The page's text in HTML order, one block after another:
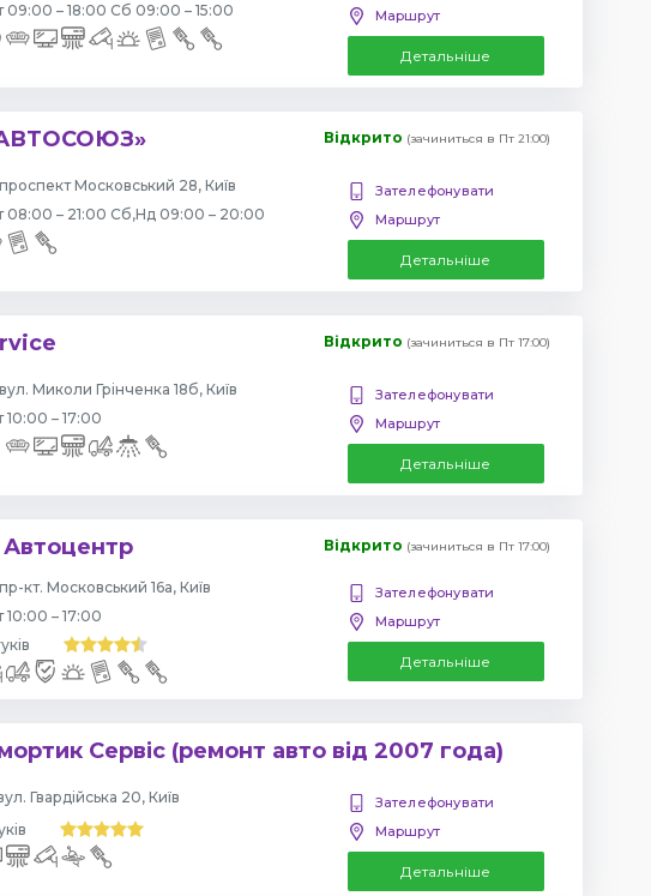
09:00 – 18:00 Сб 09:00 – 15:00
Маршрут
Детальніше
Відкрито (зачиниться в Пт 21:00)
проспект Московський 28, Київ
08:00 – 21:00 Сб,Нд 09:00 – 20:00
Зателефонувати
Маршрут
Детальніше
Відкрито (зачиниться в Пт 17:00)
вул. Миколи Грінченка 18б, Київ
10:00 – 17:00
Зателефонувати
Маршрут
Детальніше
Відкрито (зачиниться в Пт 17:00)
пр-кт. Московський 16а, Київ
10:00 – 17:00
Зателефонувати
Маршрут
Детальніше
Сервіс (ремонт авто від 2007 года)
Гвардійська 20, Київ
Зателефонувати
Маршрут
Детальніше